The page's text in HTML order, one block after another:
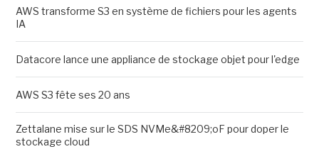
AWS transforme S3 en système de fichiers pour les agents
IA
Datacore lance une appliance de stockage objet pour l'edge
AWS S3 fête ses 20 ans
Zettalane mise sur le SDS NVMe&#8209;oF pour doper le
stockage cloud